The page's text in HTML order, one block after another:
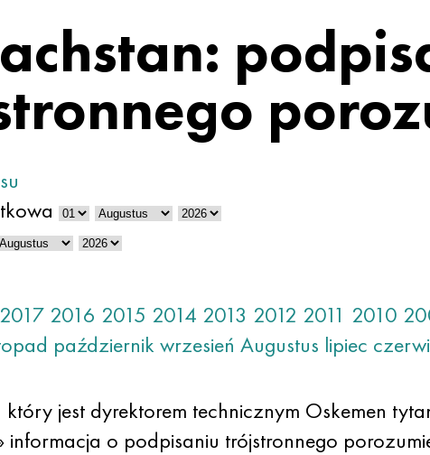
2017 2016 2015 2014 2013 2012 2011 2010
październikwrzesień Augustus lipiec
który jest dyrektorem technicznym Oskemen
informacja o podpisaniu trójstronnego